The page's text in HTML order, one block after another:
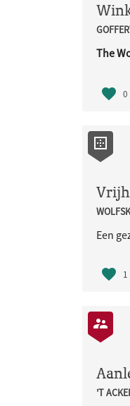
The
0
1
'T